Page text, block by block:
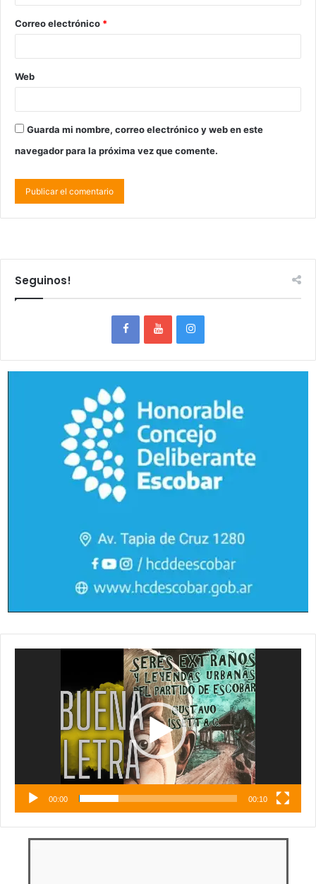
Correo electrónico *
Web
Guarda mi nombre, correo electrónico y web en este
navegador para la próxima vez que comente.
Seguinos!
00:00 00:10